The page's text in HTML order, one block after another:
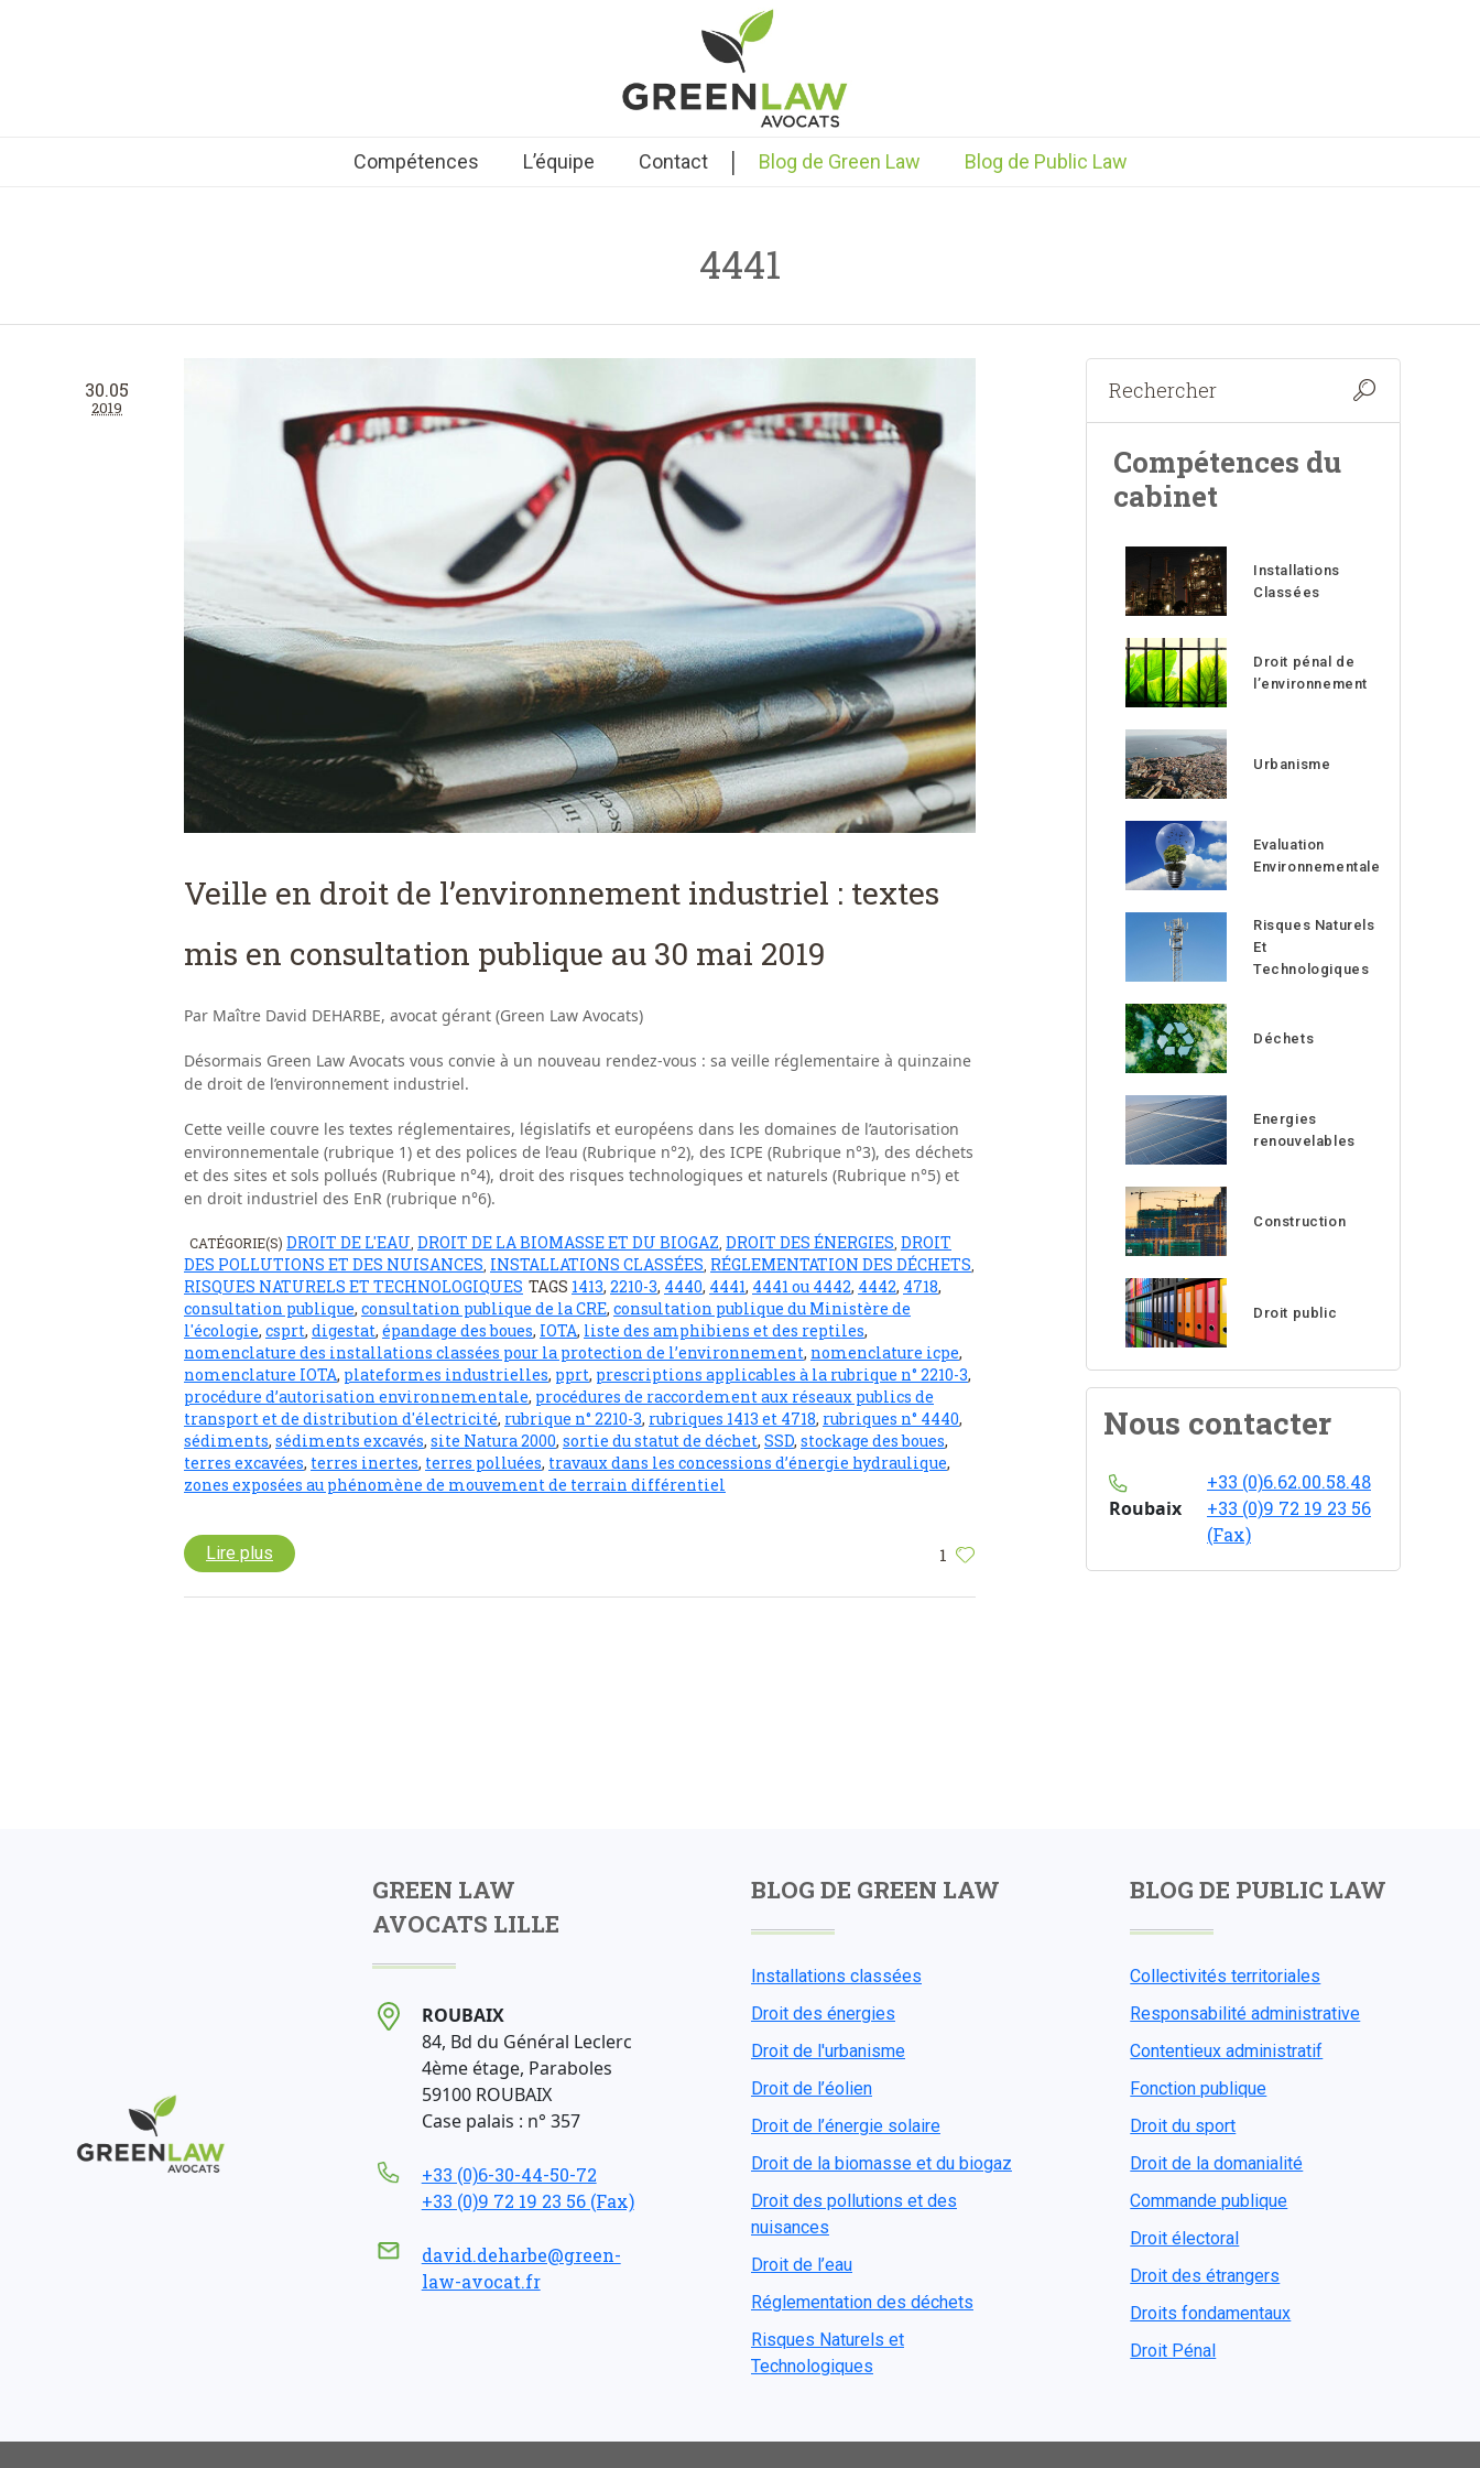
Compétences L’équipe Contact | Blog de Green Law Blog de Public Law
4441
30.05
2019
Veille en droit de l’environnement industriel : textes
mis en consultation publique au 30 mai 2019
Par Maître David DEHARBE, avocat gérant (Green Law Avocats)
Désormais Green Law Avocats vous convie à un nouveau rendez-vous : sa veille réglementaire à quinzaine
de droit de l’environnement industriel.
Cette veille couvre les textes réglementaires, législatifs et européens dans les domaines de l’autorisation
environnementale (rubrique 1) et des polices de l’eau (Rubrique n°2), des ICPE (Rubrique n°3), des déchets
et des sites et sols pollués (Rubrique n°4), droit des risques technologiques et naturels (Rubrique n°5) et
en droit industriel des EnR (rubrique n°6).
CATÉGORIE(S) DROIT DE L'EAU DROIT DE LA BIOMASSE ET DU BIOGAZ DROIT DES ÉNERGIES DROIT
DES POLLUTIONS ET DES NUISANCES INSTALLATIONS CLASSÉES RÉGLEMENTATION DES DÉCHETS
RISQUES NATURELS ET TECHNOLOGIQUES TAGS 1413, 2210-3, 4440, 4441, 4441 ou 4442, 4442, 4718,
consultation publique, consultation publique de la CRE, consultation publique du Ministère de
l'écologie, csprt, digestat, épandage des boues, IOTA, liste des amphibiens et des reptiles,
nomenclature des installations classées pour la protection de l’environnement, nomenclature icpe,
nomenclature IOTA, plateformes industrielles, pprt, prescriptions applicables à la rubrique n° 2210-3,
procédure d’autorisation environnementale, procédures de raccordement aux réseaux publics de
transport et de distribution d'électricité, rubrique n° 2210-3, rubriques 1413 et 4718, rubriques n° 4440,
sédiments, sédiments excavés, site Natura 2000, sortie du statut de déchet, SSD, stockage des boues,
terres excavées, terres inertes, terres polluées, travaux dans les concessions d’énergie hydraulique,
zones exposées au phénomène de mouvement de terrain différentiel
1
Lire plus
Compétences du
cabinet
Installations
Classées
Droit pénal de
l’environnement
Urbanisme
Evaluation
Environnementale
Risques Naturels
Et
Technologiques
Déchets
Energies
renouvelables
Construction
Droit public
Nous contacter
Roubaix
+33 (0)6.62.00.58.48
+33 (0)9 72 19 23 56
(Fax)
GREEN LAW
AVOCATS LILLE
ROUBAIX
84, Bd du Général Leclerc
4ème étage, Paraboles
59100 ROUBAIX
Case palais : n° 357
+33 (0)6-30-44-50-72
+33 (0)9 72 19 23 56 (Fax)
david.deharbe@green-
law-avocat.fr
BLOG DE GREEN LAW
Installations classées
Droit des énergies
Droit de l'urbanisme
Droit de l’éolien
Droit de l’énergie solaire
Droit de la biomasse et du biogaz
Droit des pollutions et des
nuisances
Droit de l’eau
Réglementation des déchets
Risques Naturels et
Technologiques
BLOG DE PUBLIC LAW
Collectivités territoriales
Responsabilité administrative
Contentieux administratif
Fonction publique
Droit du sport
Droit de la domanialité
Commande publique
Droit électoral
Droit des étrangers
Droits fondamentaux
Droit Pénal